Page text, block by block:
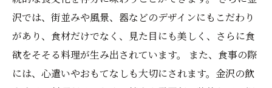
沢では、街並みや風景、器などのデザインにもこだわり
があり、食材だけでなく、見た目にも美しく、さらに食
欲をそそる料理が生み出されています。 また、食事の際
には、心遣いやおもてなしも大切にされます。金沢の飲